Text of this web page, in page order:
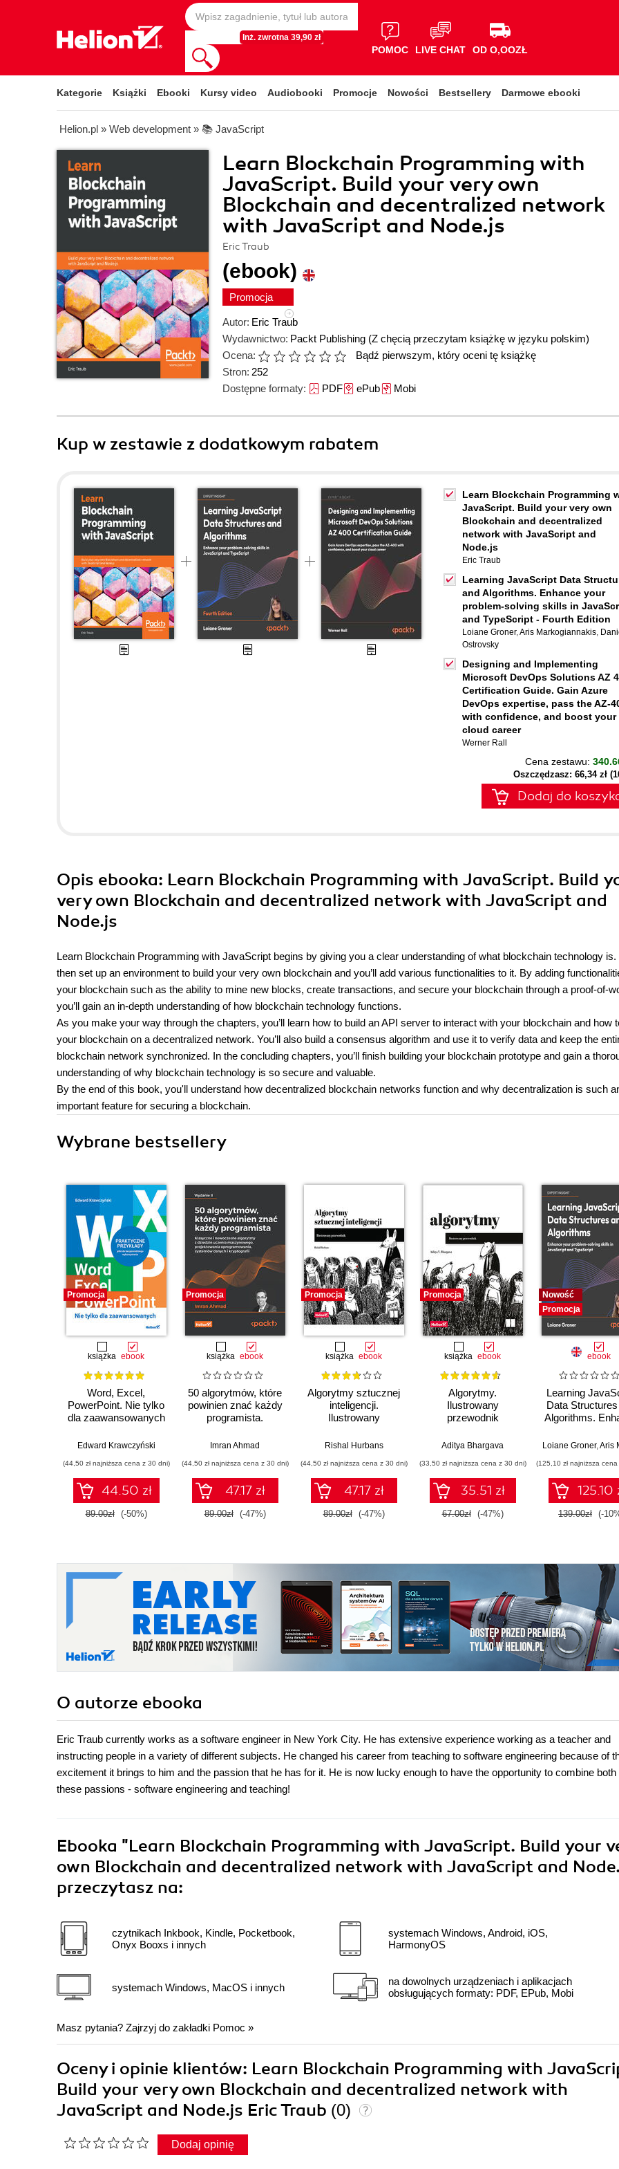
Inż. zwrotna 39,90 zł
POMOC LIVE CHAT OD O,OOZŁ
Kategorie Książki Ebooki Kursy video Audiobooki Promocje Nowości Bestsellery Darmowe ebooki
Helion.pl » Web development » 📚 JavaScript
Learn Blockchain Programming with
JavaScript. Build your very own
Blockchain and decentralized network
with JavaScript and Node.js
Eric Traub
(ebook)
Promocja
Autor: Eric Traub
Wydawnictwo: Packt Publishing (Z chęcią przeczytam książkę w języku polskim)
Ocena:
Bądź pierwszym, który oceni tę książkę
Stron: 252
Dostępne formaty: PDFePubMobi
Kup w zestawie z dodatkowym rabatem
Learn Blockchain Programming
JavaScript. Build your very own
Blockchain and decentralized
network with JavaScript and
Node.js
Eric Traub
Learning JavaScript Data
and Algorithms. Enhance your
problem-solving skills in
and TypeScript - Fourth Edition
Loiane Groner,Aris Markogiannakis,
Ostrovsky
Designing and Implementing
Microsoft DevOps Solutions AZ
Certification Guide. Gain Azure
DevOps expertise, pass the AZ-
with confidence, and boost your
cloud career
Werner Rall
Cena zestawu:
Oszczędzasz: 66,34 zł
Dodaj do
Opis ebooka: Learn Blockchain Programming with JavaScript. Build
very own Blockchain and decentralized network with JavaScript and
Node.js
Learn Blockchain Programming with JavaScript begins by giving you a clear understanding of what blockchain technology is.
then set up an environment to build your very own blockchain and you’ll add various functionalities to it. By adding
your blockchain such as the ability to mine new blocks, create transactions, and secure your blockchain through a proof-of-
you’ll gain an in-depth understanding of how blockchain technology functions.
As you make your way through the chapters, you’ll learn how to build an API server to interact with your blockchain and how
your blockchain on a decentralized network. You’ll also build a consensus algorithm and use it to verify data and keep the
blockchain network synchronized. In the concluding chapters, you’ll finish building your blockchain prototype and gain a
understanding of why blockchain technology is so secure and valuable.
By the end of this book, you'll understand how decentralized blockchain networks function and why decentralization is such
important feature for securing a blockchain.
Wybrane bestsellery
Promocja
książka ebook
Word, Excel,
PowerPoint. Nie tylko
dla zaawansowanych
Edward Krawczyński
(44,50 zł najniższa cena z 30 dni)
44.50 zł
89.00zł (-50%)
Promocja
książka ebook
50 algorytmów, które
powinien znać każdy
programista.
nowoczesne
uczenia
maszynowego,
projektowania
oprogramowania,
systemów danych i
Imran Ahmad
(44,50 zł najniższa cena z 30 dni)
47.17 zł
89.00zł (-47%)
Promocja
książka ebook
Algorytmy sztucznej
inteligencji.
Ilustrowany
Rishal Hurbans
(44,50 zł najniższa cena z 30 dni)
47.17 zł
89.00zł (-47%)
Promocja
książka ebook
Algorytmy.
Ilustrowany
przewodnik
Aditya Bhargava
(33,50 zł najniższa cena z 30 dni)
35.51 zł
67.00zł (-47%)
Nowość
Promocja
ebook
Learning
Data
Algorithms.
skills in
Fourth
Loiane Groner,Aris
(125,10 zł najniższa
125.10
139.00zł (-
O autorze ebooka
Eric Traub currently works as a software engineer in New York City. He has extensive experience working as a teacher and
instructing people in a variety of different subjects. He changed his career from teaching to software engineering because of
excitement it brings to him and the passion that he has for it. He is now lucky enough to have the opportunity to combine both
these passions - software engineering and teaching!
Ebooka "Learn Blockchain Programming with JavaScript. Build your
own Blockchain and decentralized network with JavaScript and
przeczytasz na:
czytnikach Inkbook, Kindle, Pocketbook,
Onyx Booxs i innych
systemach Windows, MacOS i innych
systemach Windows, Android, iOS,
HarmonyOS
na dowolnych urządzeniach i aplikacjach
obsługujących formaty: PDF, EPub, Mobi
Masz pytania? Zajrzyj do zakładki Pomoc »
Oceny i opinie klientów: Learn Blockchain Programming with
Build your very own Blockchain and decentralized network with
JavaScript and Node.js Eric Traub (0)
Dodaj opinię